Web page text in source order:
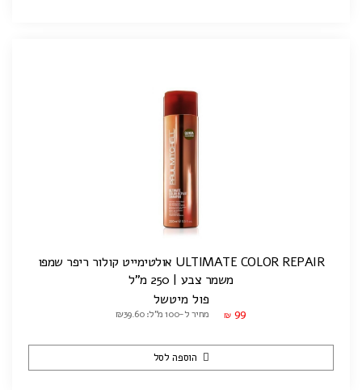
ULTIMATE COLOR REPAIR אולטימייט קולור ריפר שמפו
משמר צבע | 250 מ"ל
פול מיטשל
₪ 99 מחיר ל-100 מ"ל: ₪39.60
הוספה לסל